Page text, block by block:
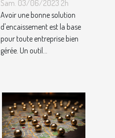
d'encaissement
pour votre
entreprise ?
Sam. 03/06/2023 2h
Avoir une bonne solution
d'encaissement est la base
pour toute entreprise bien
gérée. Un outil...